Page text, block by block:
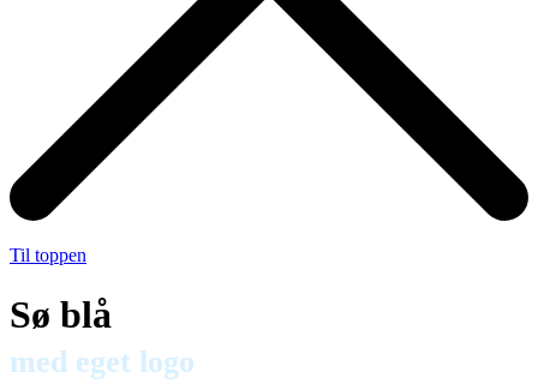
Til toppen
Sø blå
med eget logo